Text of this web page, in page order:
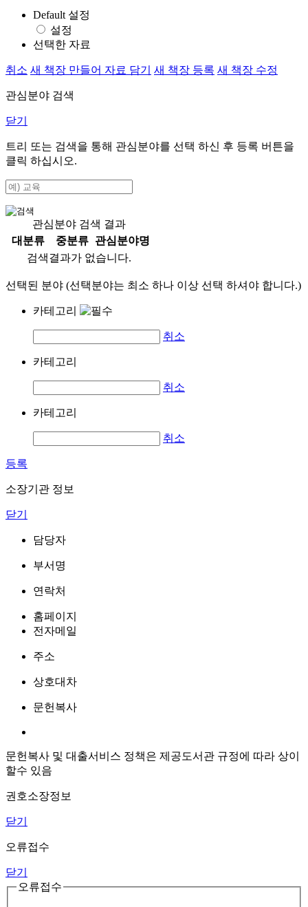
Default 설정
설정
선택한 자료
취소 새 책장 만들어 자료 담기 새 책장 등록 새 책장 수정
관심분야 검색
닫기
트리 또는 검색을 통해 관심분야를 선택 하신 후 등록 버튼을
클릭 하십시오.
관심분야 검색 결과
대분류
중분류
관심분야명
검색결과가 없습니다.
선택된 분야 (선택분야는 최소 하나 이상 선택 하셔야 합니다.)
카테고리
취소
카테고리
취소
카테고리
취소
등록
소장기관 정보
닫기
담당자
부서명
연락처
홈페이지
전자메일
주소
상호대차
문헌복사
문헌복사 및 대출서비스 정책은 제공도서관 규정에 따라 상이
할수 있음
권호소장정보
닫기
오류접수
닫기
오류접수